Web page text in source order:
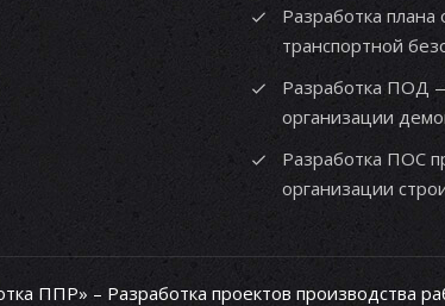
Разработка плана
транспортной
Разработка ПОД
организации
Разработка ПОС
организации
ППР» – Разработка проектов производства